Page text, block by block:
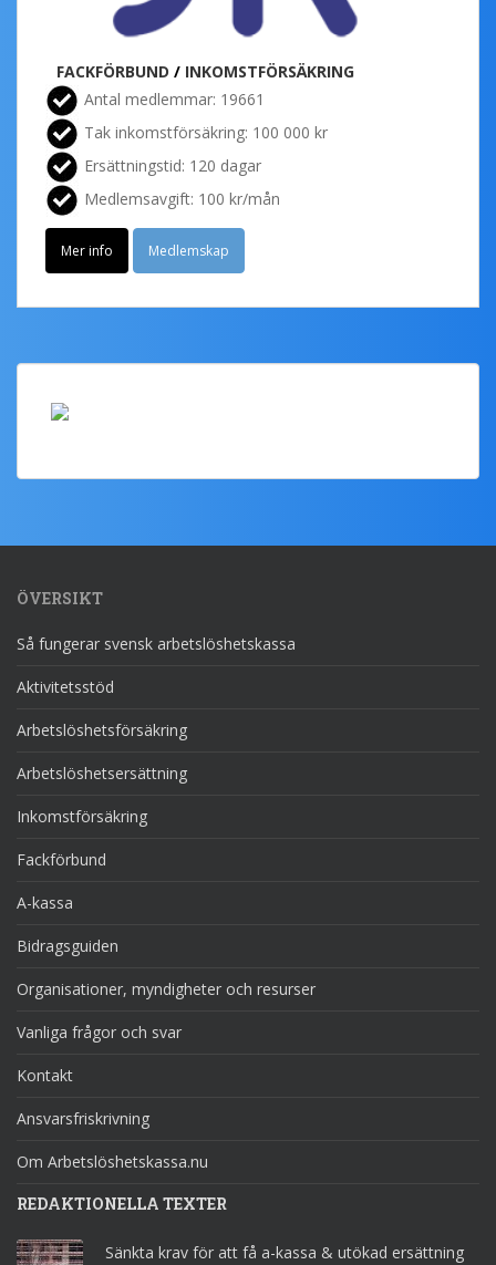
FACKFÖRBUND / INKOMSTFÖRSÄKRING
Antal medlemmar: 19661
Tak inkomstförsäkring: 100 000 kr
Ersättningstid: 120 dagar
Medlemsavgift: 100 kr/mån
Mer info Medlemskap
ÖVERSIKT
Så fungerar svensk arbetslöshetskassa
Aktivitetsstöd
Arbetslöshetsförsäkring
Arbetslöshetsersättning
Inkomstförsäkring
Fackförbund
A-kassa
Bidragsguiden
Organisationer, myndigheter och resurser
Vanliga frågor och svar
Kontakt
Ansvarsfriskrivning
Om Arbetslöshetskassa.nu
REDAKTIONELLA TEXTER
Sänkta krav för att få a-kassa & utökad ersättning